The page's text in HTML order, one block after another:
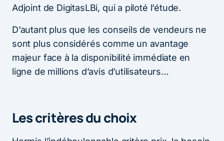
Adjoint de DigitasLBi, qui a piloté l’étude.
D’autant plus que les conseils de vendeurs ne
sont plus considérés comme un avantage
majeur face à la disponibilité immédiate en
ligne de millions d’avis d’utilisateurs…
Les critères du choix